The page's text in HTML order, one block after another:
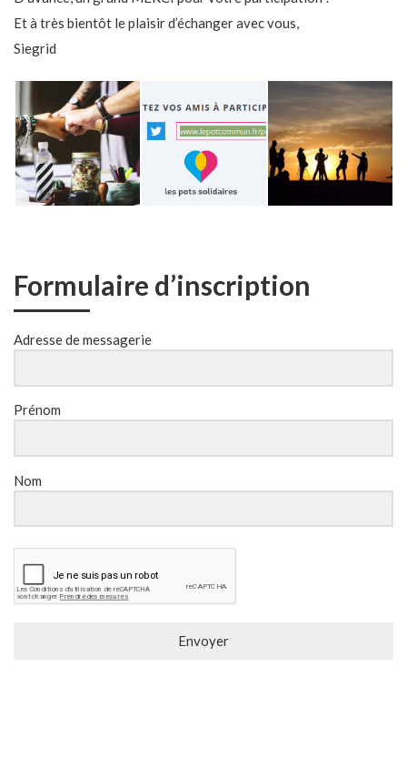
Et à très bientôt le plaisir d’échanger avec vous,
Siegrid
Formulaire d’inscription
Adresse de messagerie
Prénom
Nom
Envoyer